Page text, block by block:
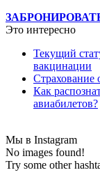
Это интересно
Текущий
вакцинации
Страхование
Как
авиабилетов?
Мы в Instagram
No images found!
Try some other